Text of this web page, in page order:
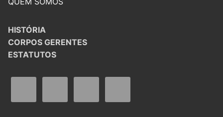
HISTÓRIA
CORPOS GERENTES
ESTATUTOS